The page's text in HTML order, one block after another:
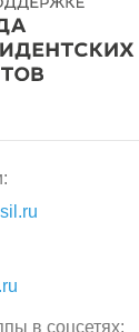
в соцсетях: